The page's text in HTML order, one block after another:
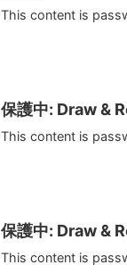
This content is
保護中: Draw &
This content is
保護中: Draw &
This content is